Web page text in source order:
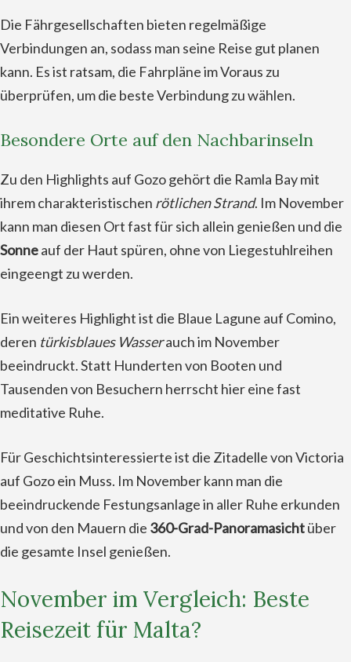
Die Fährgesellschaften bieten regelmäßige
Verbindungen an, sodass man seine Reise gut planen
kann. Es ist ratsam, die Fahrpläne im Voraus zu
überprüfen, um die beste Verbindung zu wählen.
Besondere Orte auf den Nachbarinseln
Zu den Highlights auf Gozo gehört die Ramla Bay mit
ihrem charakteristischen rötlichen Strand. Im November
kann man diesen Ort fast für sich allein genießen und die
Sonneauf der Haut spüren, ohne von Liegestuhlreihen
eingeengt zu werden.
Ein weiteres Highlight ist die Blaue Lagune auf Comino,
deren türkisblaues Wasserauch im November
beeindruckt. Statt Hunderten von Booten und
Tausenden von Besuchern herrscht hier eine fast
meditative Ruhe.
Für Geschichtsinteressierte ist die Zitadelle von Victoria
auf Gozo ein Muss. Im November kann man die
beeindruckende Festungsanlage in aller Ruhe erkunden
und von den Mauern die 360-Grad-Panoramasichtüber
die gesamte Insel genießen.
November im Vergleich: Beste
Reisezeit für Malta?